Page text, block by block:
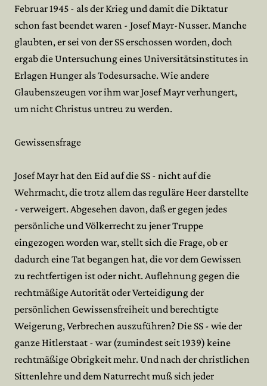
Februar 1945 - als der Krieg und damit die Diktatur
schon fast beendet waren - Josef Mayr-Nusser. Manche
glaubten, er sei von der SS erschossen worden, doch
ergab die Untersuchung eines Universitätsinstitutes in
Erlagen Hunger als Todesursache. Wie andere
Glaubenszeugen vor ihm war Josef Mayr verhungert,
um nicht Christus untreu zu werden.
Gewissensfrage
Josef Mayr hat den Eid auf die SS - nicht auf die
Wehrmacht, die trotz allem das reguläre Heer darstellte
- verweigert. Abgesehen davon, daß er gegen jedes
persönliche und Völkerrecht zu jener Truppe
eingezogen worden war, stellt sich die Frage, ob er
dadurch eine Tat begangen hat, die vor dem Gewissen
zu rechtfertigen ist oder nicht. Auflehnung gegen die
rechtmäßige Autorität oder Verteidigung der
persönlichen Gewissensfreiheit und berechtigte
Weigerung, Verbrechen auszuführen? Die SS - wie der
ganze Hitlerstaat - war (zumindest seit 1939) keine
rechtmäßige Obrigkeit mehr. Und nach der christlichen
Sittenlehre und dem Naturrecht muß sich jeder